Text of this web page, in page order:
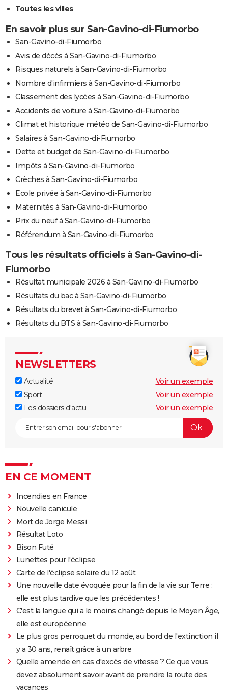
Toutes les villes
En savoir plus sur San-Gavino-di-Fiumorbo
San-Gavino-di-Fiumorbo
Avis de décès à San-Gavino-di-Fiumorbo
Risques naturels à San-Gavino-di-Fiumorbo
Nombre d'infirmiers à San-Gavino-di-Fiumorbo
Classement des lycées à San-Gavino-di-Fiumorbo
Accidents de voiture à San-Gavino-di-Fiumorbo
Climat et historique météo de San-Gavino-di-Fiumorbo
Salaires à San-Gavino-di-Fiumorbo
Dette et budget de San-Gavino-di-Fiumorbo
Impôts à San-Gavino-di-Fiumorbo
Crèches à San-Gavino-di-Fiumorbo
Ecole privée à San-Gavino-di-Fiumorbo
Maternités à San-Gavino-di-Fiumorbo
Prix du neuf à San-Gavino-di-Fiumorbo
Référendum à San-Gavino-di-Fiumorbo
Tous les résultats officiels à San-Gavino-di-
Fiumorbo
Résultat municipale 2026 à San-Gavino-di-Fiumorbo
Résultats du bac à San-Gavino-di-Fiumorbo
Résultats du brevet à San-Gavino-di-Fiumorbo
Résultats du BTS à San-Gavino-di-Fiumorbo
NEWSLETTERS
Actualité
Voir un exemple
Sport
Voir un exemple
Les dossiers d'actu
Voir un exemple
EN CE MOMENT
Incendies en France
Nouvelle canicule
Mort de Jorge Messi
Résultat Loto
Bison Futé
Lunettes pour l'éclipse
Carte de l'éclipse solaire du 12 août
Une nouvelle date évoquée pour la fin de la vie sur Terre :
elle est plus tardive que les précédentes !
C'est la langue qui a le moins changé depuis le Moyen Âge,
elle est européenne
Le plus gros perroquet du monde, au bord de l'extinction il
y a 30 ans, renaît grâce à un arbre
Quelle amende en cas d'excès de vitesse ? Ce que vous
devez absolument savoir avant de prendre la route des
vacances